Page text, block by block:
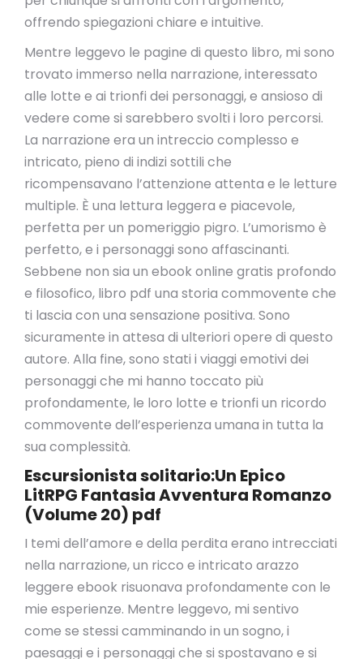
offrendo spiegazioni chiare e intuitive.
Mentre leggevo le pagine di questo libro, mi sono
trovato immerso nella narrazione, interessato
alle lotte e ai trionfi dei personaggi, e ansioso di
vedere come si sarebbero svolti i loro percorsi.
La narrazione era un intreccio complesso e
intricato, pieno di indizi sottili che
ricompensavano l’attenzione attenta e le letture
multiple. È una lettura leggera e piacevole,
perfetta per un pomeriggio pigro. L’umorismo è
perfetto, e i personaggi sono affascinanti.
Sebbene non sia un ebook online gratis profondo
e filosofico, libro pdf una storia commovente che
ti lascia con una sensazione positiva. Sono
sicuramente in attesa di ulteriori opere di questo
autore. Alla fine, sono stati i viaggi emotivi dei
personaggi che mi hanno toccato più
profondamente, le loro lotte e trionfi un ricordo
commovente dell’esperienza umana in tutta la
sua complessità.
Escursionista solitario:Un Epico
LitRPG Fantasia Avventura Romanzo
(Volume 20) pdf
I temi dell’amore e della perdita erano intrecciati
nella narrazione, un ricco e intricato arazzo
leggere ebook risuonava profondamente con le
mie esperienze. Mentre leggevo, mi sentivo
come se stessi camminando in un sogno, i
paesaggi e i personaggi che si spostavano e si